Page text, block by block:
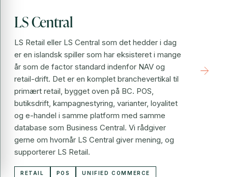
LS Central
LS Retail eller LS Central som det hedder i dag
er en islandsk spiller som har eksisteret i mange
år som de factor standard indenfor NAV og
retail-drift. Det er en komplet branchevertikal til
primært retail, bygget oven på BC. POS,
butiksdrift, kampagnestyring, varianter, loyalitet
og e-handel i samme platform med samme
database som Business Central. Vi rådgiver
gerne om hvornår LS Central giver mening, og
supporterer LS Retail.
RETAIL POS UNIFIED COMMERCE
arrow_forward